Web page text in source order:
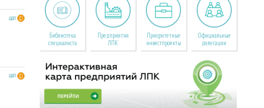
ЦБП
ЦБП
Библиотека
специалиста
Предприятия
ЛПК
Приоритетные
инвестпроекты
Официальные
делегации